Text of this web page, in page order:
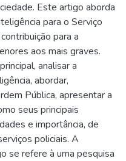
Este artigo aborda
para o Serviço
para a
aos mais graves.
analisar a
abordar,
Pública, apresentar a
seus principais
e importância, de
policiais. A
se refere à uma pesquisa